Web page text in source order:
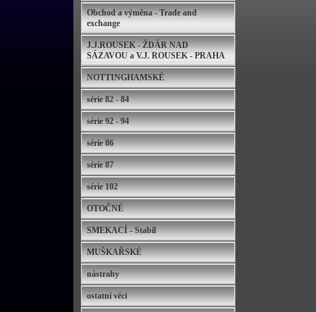
Obchod a výměna - Trade and
exchange
J.J.ROUSEK - ŽDÁR NAD
SÁZAVOU a V.J. ROUSEK - PRAHA
NOTTINGHAMSKÉ
série 82 - 84
série 92 - 94
série 86
série 87
série 102
OTOČNÉ
SMEKACÍ - Stabil
MUŠKAŘSKÉ
nástrahy
ostatní věci